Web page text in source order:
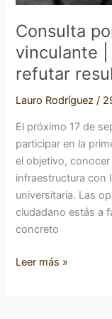
Consulta
vinculante
refutar
Lauro Rodríguez/
El próximo 17 de
participar en la
el objetivo,
infraestructura con
universitaria. Las
ciudadano estás a
concreto
Leer más »